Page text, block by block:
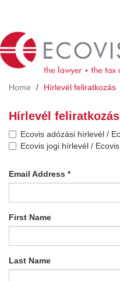
content
Home Hírlevél feliratkozás
Hírlevél feliratkozás
Ecovis adózási hírlevél /
Ecovis jogi hírlevél /
Email Address *
First Name
Last Name